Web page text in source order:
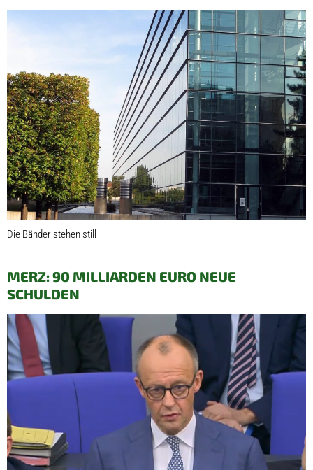
Die Bänder stehen still
MERZ: 90 MILLIARDEN EURO NEUE
SCHULDEN